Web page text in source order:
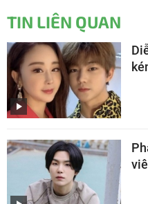
TIN LIÊN QUAN